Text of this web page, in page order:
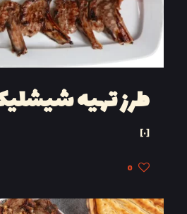
طرز تهیه
[…]
0